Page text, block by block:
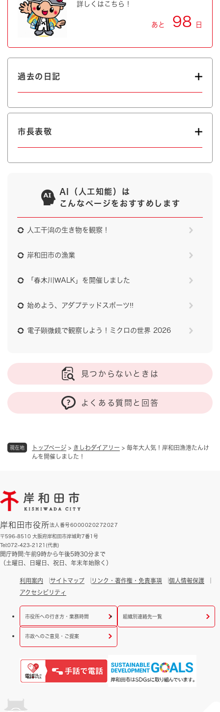
現在地 トップページ > きしわダイアリー > 毎年大人気！岸和田漁港たんけ
んを開催しました！
詳しくはこちら！
あと 98 日
過去の日記
市長表敬
AI（人工知能）は
こんなページをおすすめします
人工干潟の生き物を観察！
岸和田市の漁業
「春木川WALK」を開催しました
始めよう、アダプテッドスポーツ!!
電子顕微鏡で観察しよう！ミクロの世界 2026
見つからないときは
よくある質問と回答
岸和田市役所法人番号6000020272027
〒596-8510 大阪府岸和田市岸城町7番1号
Tel:072-423-2121(代表)
開庁時間:午前9時から午後5時30分まで
（土曜日、日曜日、祝日、年末年始除く）
利用案内 サイトマップ リンク・著作権・免責事項
個人情報保護
アクセシビリティ
市役所への行き方・業務時間 組織別連絡先一覧
市政へのご意見・ご提案